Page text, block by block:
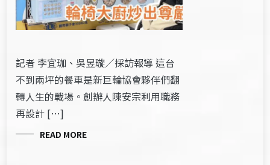
記者 李宜珈、吳昱璇／採訪報導 這台
不到兩坪的餐車是新巨輪協會夥伴們翻
轉人生的戰場。創辦人陳安宗利用職務
再設計 […]
READ MORE